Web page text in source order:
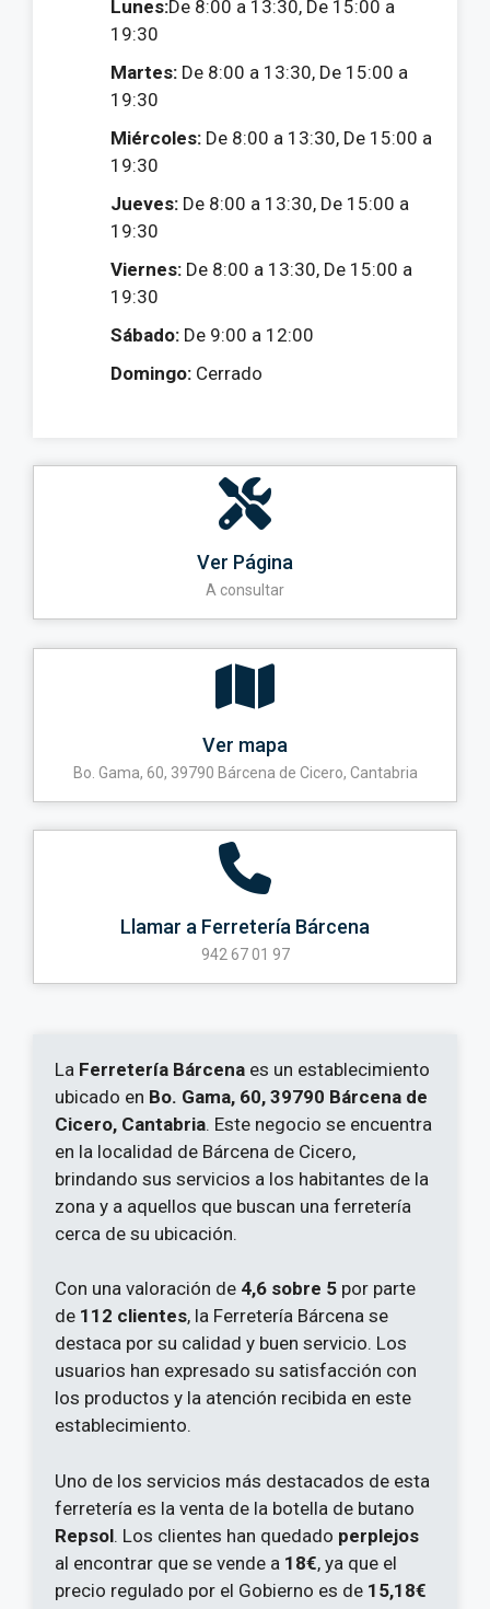
Lunes:De 8:00 a 13:30, De 15:00 a
19:30
Martes: De 8:00 a 13:30, De 15:00 a
19:30
Miércoles: De 8:00 a 13:30, De 15:00 a
19:30
Jueves: De 8:00 a 13:30, De 15:00 a
19:30
Viernes: De 8:00 a 13:30, De 15:00 a
19:30
Sábado: De 9:00 a 12:00
Domingo: Cerrado
Ver Página
A consultar
Ver mapa
Bo. Gama, 60, 39790 Bárcena de Cicero, Cantabria
Llamar a Ferretería Bárcena
942 67 01 97
La Ferretería Bárcena es un establecimiento
ubicado en Bo. Gama, 60, 39790 Bárcena de
Cicero, Cantabria. Este negocio se encuentra
en la localidad de Bárcena de Cicero,
brindando sus servicios a los habitantes de la
zona y a aquellos que buscan una ferretería
cerca de su ubicación.
Con una valoración de 4,6 sobre 5 por parte
de 112 clientes, la Ferretería Bárcena se
destaca por su calidad y buen servicio. Los
usuarios han expresado su satisfacción con
los productos y la atención recibida en este
establecimiento.
Uno de los servicios más destacados de esta
ferretería es la venta de la botella de butano
Repsol. Los clientes han quedado perplejos
al encontrar que se vende a 18€, ya que el
precio regulado por el Gobierno es de 15,18€